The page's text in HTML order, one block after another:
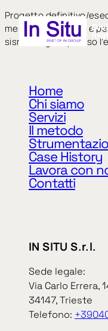
Home
Chi siamo
Servizi
Il metodo
Case History
Lavora con
Contatti
IN SITU S.r.l.
Sede legale:
Via Carlo Errera,
34147, Trieste
Telefono:
Progetto definitivo/
messa in sicurezza e
sismiche gravi presso
Privacy Policy Cookie
IN SITU S.r.l.
Sede legale:
Via Carlo Errera, 14
34147, Trieste
telefono